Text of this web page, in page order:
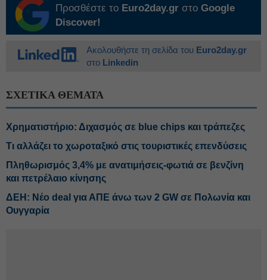
Προσθέστε το Euro2day.gr στο Google
Discover!
Ακολουθήστε τη σελίδα του Euro2day.gr
στο Linkedin
ΣΧΕΤΙΚΑ ΘΕΜΑΤΑ
Χρηματιστήριο: Διχασμός σε blue chips και τράπεζες
Τι αλλάζει το χωροταξικό στις τουριστικές επενδύσεις
Πληθωρισμός 3,4% με ανατιμήσεις-φωτιά σε βενζίνη
και πετρέλαιο κίνησης
ΔΕΗ: Νέο deal για ΑΠΕ άνω των 2 GW σε Πολωνία και
Ουγγαρία